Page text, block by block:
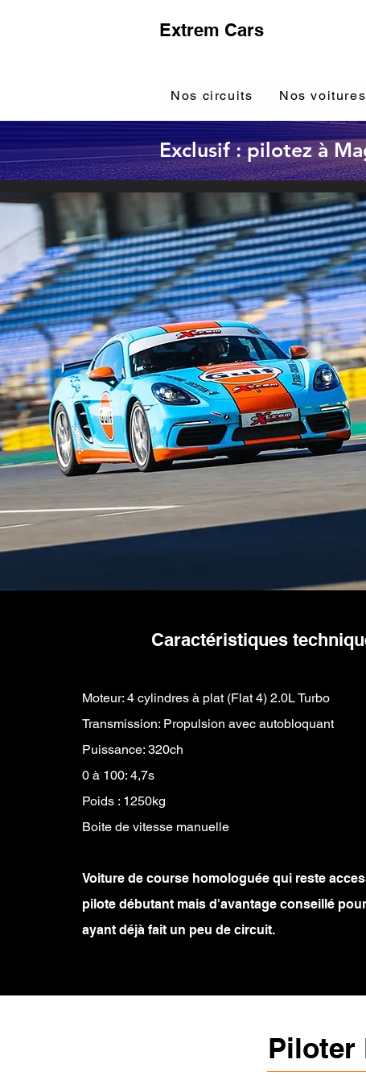
Extrem Cars
Nos circuits Nos voitures
Exclusif : pilotez à
Caractéristiques
Moteur: 4 cylindres à plat (Flat 4) 2.0L Turbo
Transmission: Propulsion avec autobloquant
Puissance: 320ch
0 à 100: 4,7s
Poids : 1250kg
Boite de vitesse manuelle
Voiture de course homologuée qui reste
pilote débutant mais d'avantage conseillé
ayant déjà fait un peu de circuit.
Piloter